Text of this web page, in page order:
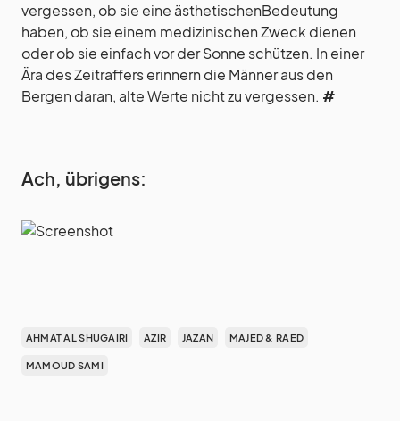
vergessen, ob sie eine ästhetischenBedeutung
haben, ob sie einem medizinischen Zweck dienen
oder ob sie einfach vor der Sonne schützen. In einer
Ära des Zeitraffers erinnern die Männer aus den
Bergen daran, alte Werte nicht zu vergessen. #
Ach, übrigens:
AHMAT AL SHUGAIRI AZIR JAZAN MAJED & RAED
MAMOUD SAMI